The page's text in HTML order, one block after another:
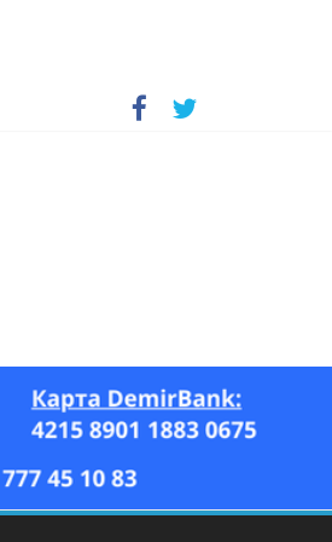
ж.)